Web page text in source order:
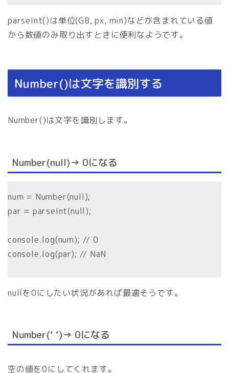
parseInt()は単位(GB, px, min)などが含まれている値
から数値のみ取り出すときに便利なようです。
Number()は文字を識別する
Number()は文字を識別します。
Number(null)→ 0になる
num = Number(null);
par = parseInt(null);
console.log(num); // 0
console.log(par); // NaN
nullを0にしたい状況があれば最適そうです。
Number(‘ ‘)→ 0になる
空の値を0にしてくれます。